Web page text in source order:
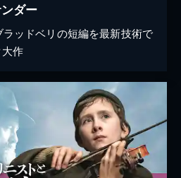
ダー
ッドベリの短編を最新技術で
作